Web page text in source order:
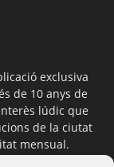
exclusiva
de 10 anys de
lúdic que
de la ciutat
mensual.